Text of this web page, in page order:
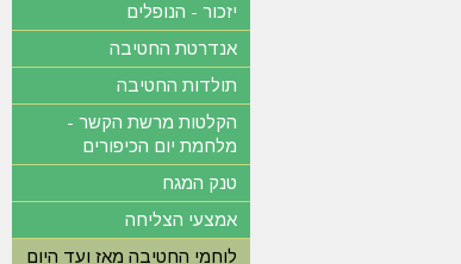
יזכור - הנופלים
אנדרטת החטיבה
תולדות החטיבה
הקלטות מרשת הקשר -
מלחמת יום הכיפורים
טנק המגח
אמצעי הצליחה
לוחמי החטיבה מאז ועד היום